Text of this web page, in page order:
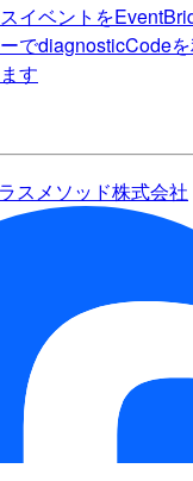
イベントを
でdiagnosticCode
す
スメソッド株式会社